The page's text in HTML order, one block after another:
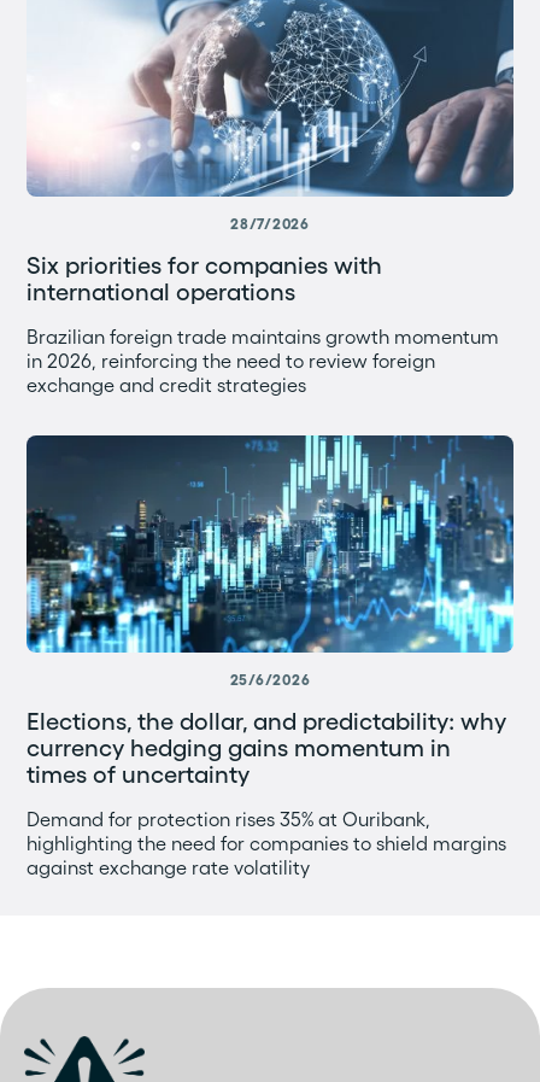
28/7/2026
Six priorities for companies with
international operations
Brazilian foreign trade maintains growth momentum
in 2026, reinforcing the need to review foreign
exchange and credit strategies
25/6/2026
Elections, the dollar, and predictability: why
currency hedging gains momentum in
times of uncertainty
Demand for protection rises 35% at Ouribank,
highlighting the need for companies to shield margins
against exchange rate volatility